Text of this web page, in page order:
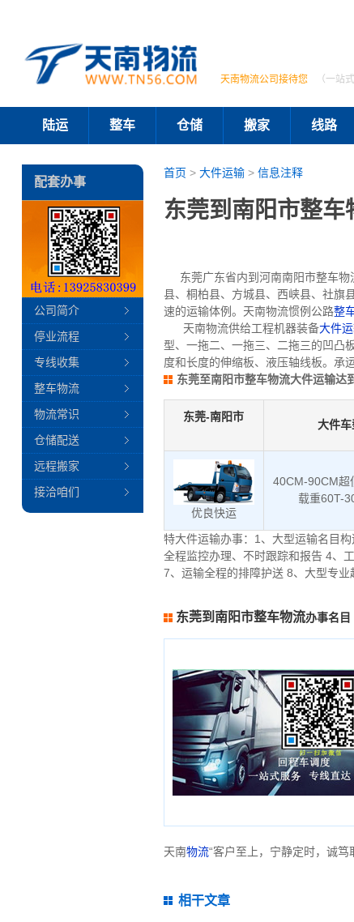
天南物流公司接待您 （一站
陆运 整车 仓储 搬家 线路
首页 > 大件运输> 信息注释
东莞到南阳市整车
东莞广东省内到河南南阳市整车物
县、桐柏县、方城县、西峡县、社旗
速的运输体例。天南物流惯例公路整
天南物流供给工程机器装备大件
型、一拖二、一拖三、二拖三的凹
度和长度的伸缩板、液压轴线板。承
东莞至南阳市整车物流大件运输达
东莞-南阳市
大件车
优良快运
40CM-90CM超
载重60T-
特大件运输办事：1、大型运输名目
全程监控办理、不时跟踪和报告 4、
7、运输全程的排障护送 8、大型专
东莞到南阳市整车物流办事名目
天南物流“客户至上，宁静定时，诚笃
相干文章
配套办事
公司简介
停业流程
专线收集
整车物流
物流常识
仓储配送
远程搬家
接洽咱们